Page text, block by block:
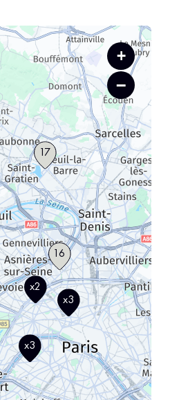
17
x3
16
x2
x3
+
−